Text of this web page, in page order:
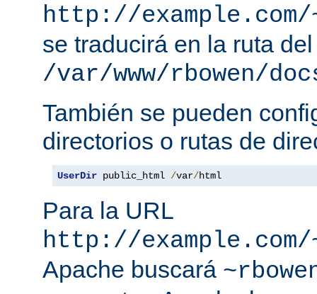
http://
se traducirá en la ruta
/var/www/rbowen/
También se pueden
directorios o rutas de
UserDir public_html /var/html
Para la URL
http://
Apache buscará